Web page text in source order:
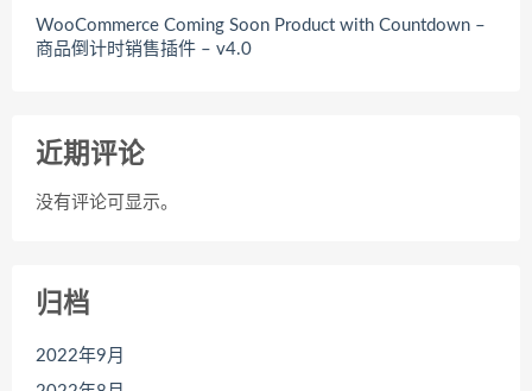
WooCommerce Coming Soon Product with Countdown –
商品倒计时销售插件 – v4.0
近期评论
没有评论可显示。
归档
2022年9月